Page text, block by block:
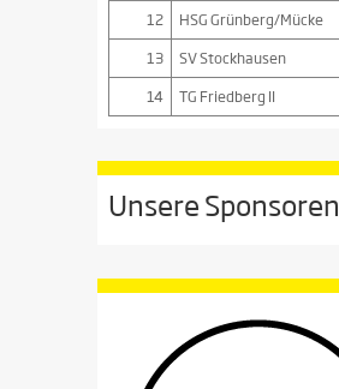
12
HSG Grünberg/Mücke
13
SV Stockhausen
14
TG Friedberg II
Unsere Sponsoren